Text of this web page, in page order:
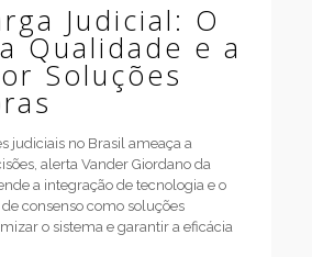
Judicial: O
Qualidade e a
Soluções
judiciais no Brasil ameaça a
alerta Vander Giordano da
a integração de tecnologia e o
consenso como soluções
o sistema e garantir a eficácia